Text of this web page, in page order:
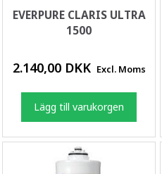
EVERPURE CLARIS ULTRA
1500
2.140,00 DKK Excl. Moms
Lägg till varukorgen